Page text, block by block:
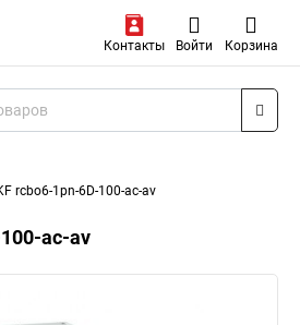
Контакты Войти Корзина
rcbo6-1pn-6D-100-ac-av
ac-av